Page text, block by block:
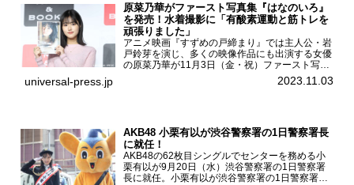
原菜乃華がファースト写真集『はなのいろ』
を発売！水着撮影に「有酸素運動と筋トレを
頑張りました」
アニメ映画『すずめの戸締まり』では主人公・岩
戸鈴芽を演じ、多くの映像作品にも出演する女優
の原菜乃華が11月3日（金・祝）ファースト写真
集『はなのいろ』発売記念イベントを
HMV&BOOKS SHIBUYAで開催した。原菜乃華フ
universal-press.jp 2023.11.03
AKB48 小栗有以が渋谷警察署の1日警察署長
に就任！
AKB48の62枚目シングルでセンターを務める小
栗有以が9月20日（水）渋谷警察署の1日警察署
長に就任。小栗有以が渋谷警察署の1日警察署長